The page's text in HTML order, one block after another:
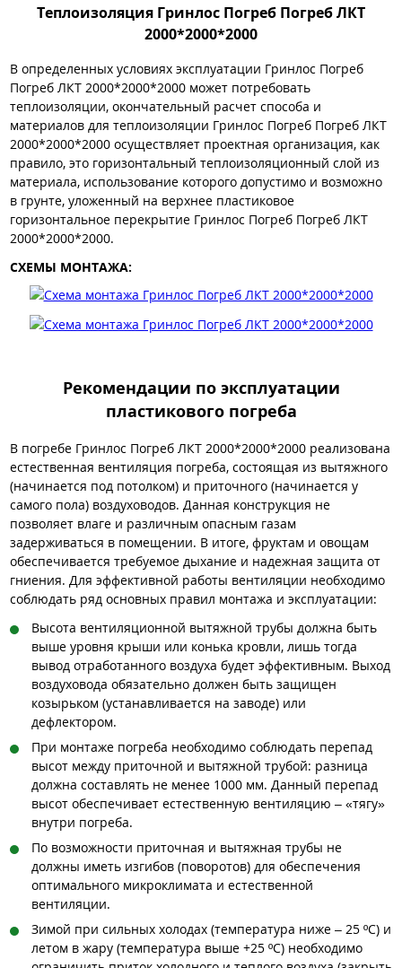
Теплоизоляция Гринлос Погреб Погреб ЛКТ
2000*2000*2000
В определенных условиях эксплуатации Гринлос Погреб
Погреб ЛКТ 2000*2000*2000 может потребовать
теплоизоляции, окончательный расчет способа и
материалов для теплоизоляции Гринлос Погреб Погреб ЛКТ
2000*2000*2000 осуществляет проектная организация, как
правило, это горизонтальный теплоизоляционный слой из
материала, использование которого допустимо и возможно
в грунте, уложенный на верхнее пластиковое
горизонтальное перекрытие Гринлос Погреб Погреб ЛКТ
2000*2000*2000.
СХЕМЫ МОНТАЖА:
Рекомендации по эксплуатации
пластикового погреба
В погребе Гринлос Погреб ЛКТ 2000*2000*2000 реализована
естественная вентиляция погреба, состоящая из вытяжного
(начинается под потолком) и приточного (начинается у
самого пола) воздуховодов. Данная конструкция не
позволяет влаге и различным опасным газам
задерживаться в помещении. В итоге, фруктам и овощам
обеспечивается требуемое дыхание и надежная защита от
гниения. Для эффективной работы вентиляции необходимо
соблюдать ряд основных правил монтажа и эксплуатации:
Высота вентиляционной вытяжной трубы должна быть
выше уровня крыши или конька кровли, лишь тогда
вывод отработанного воздуха будет эффективным. Выход
воздуховода обязательно должен быть защищен
козырьком (устанавливается на заводе) или
дефлектором.
При монтаже погреба необходимо соблюдать перепад
высот между приточной и вытяжной трубой: разница
должна составлять не менее 1000 мм. Данный перепад
высот обеспечивает естественную вентиляцию – «тягу»
внутри погреба.
По возможности приточная и вытяжная трубы не
должны иметь изгибов (поворотов) для обеспечения
оптимального микроклимата и естественной
вентиляции.
Зимой при сильных холодах (температура ниже – 25 ºC) и
летом в жару (температура выше +25 ºC) необходимо